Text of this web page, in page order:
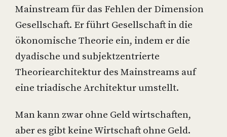
Mainstream für das Fehlen der Dimension
Gesellschaft. Er führt Gesellschaft in die
ökonomische Theorie ein, indem er die
dyadische und subjektzentrierte
Theoriearchitektur des Mainstreams auf
eine triadische Architektur umstellt.
Man kann zwar ohne Geld wirtschaften,
aber es gibt keine Wirtschaft ohne Geld.